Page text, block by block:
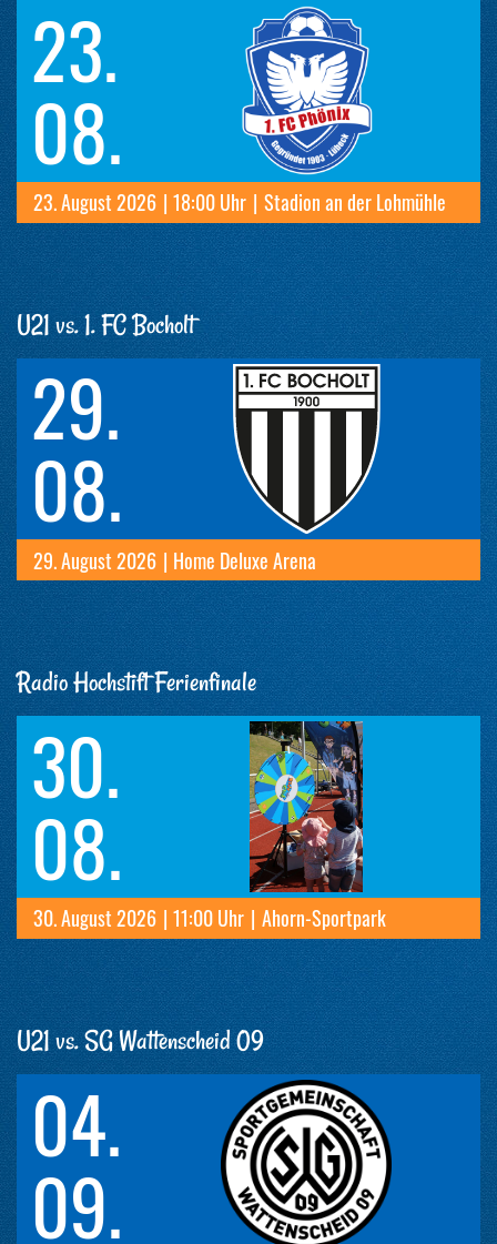
23.
08.
23. August 2026 | 18:00 Uhr | Stadion an der Lohmühle
U21 vs. 1. FC Bocholt
29.
08.
29. August 2026 | Home Deluxe Arena
Radio Hochstift Ferienfinale
30.
08.
30. August 2026 | 11:00 Uhr | Ahorn-Sportpark
U21 vs. SG Wattenscheid 09
04.
09.